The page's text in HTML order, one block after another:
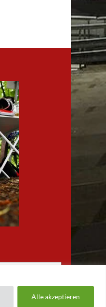
Alle akzeptieren
AUGSBURGER EV